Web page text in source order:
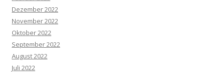
Dezember 2022
November 2022
Oktober 2022
September 2022
August 2022
Juli 2022